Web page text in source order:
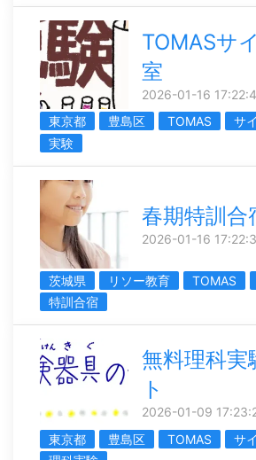
TOMASサ
室
2026-01-16
東京都
豊島区 TOMAS
サ
実験
春期特訓
2026-01-16
茨城県 リソー教育 TOMAS
特訓合宿
無料理科実
ト
2026-01-09
東京都
豊島区 TOMAS
サ